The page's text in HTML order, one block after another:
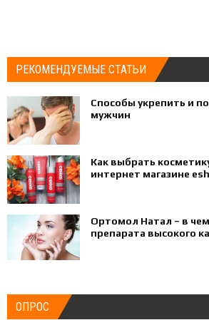
РЕКОМЕНДУЕМЫЕ СТАТЬИ
Способы укрепить и
мужчин
Как выбрать
интернет магазине
Ортомол Натал – в
препарата высокого
ОПРОС